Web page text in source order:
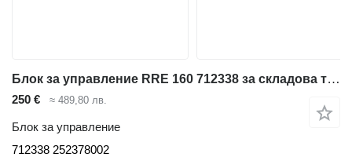
Блок за управление RRE 160 712338 за складова техника BT RRE 160
250 € ≈ 489,80 лв.
Блок за управление
712338 252378002